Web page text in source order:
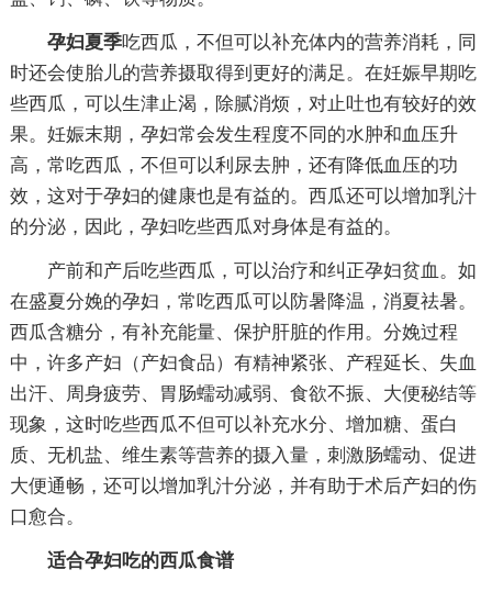
孕妇夏季吃西瓜，不但可以补充体内的营养消耗，同
时还会使胎儿的营养摄取得到更好的满足。在妊娠早期吃
些西瓜，可以生津止渴，除腻消烦，对止吐也有较好的效
果。妊娠末期，孕妇常会发生程度不同的水肿和血压升
高，常吃西瓜，不但可以利尿去肿，还有降低血压的功
效，这对于孕妇的健康也是有益的。西瓜还可以增加乳汁
的分泌，因此，孕妇吃些西瓜对身体是有益的。
产前和产后吃些西瓜，可以治疗和纠正孕妇贫血。如
在盛夏分娩的孕妇，常吃西瓜可以防暑降温，消夏祛暑。
西瓜含糖分，有补充能量、保护肝脏的作用。分娩过程
中，许多产妇（产妇食品）有精神紧张、产程延长、失血
出汗、周身疲劳、胃肠蠕动减弱、食欲不振、大便秘结等
现象，这时吃些西瓜不但可以补充水分、增加糖、蛋白
质、无机盐、维生素等营养的摄入量，刺激肠蠕动、促进
大便通畅，还可以增加乳汁分泌，并有助于术后产妇的伤
口愈合。
适合孕妇吃的西瓜食谱